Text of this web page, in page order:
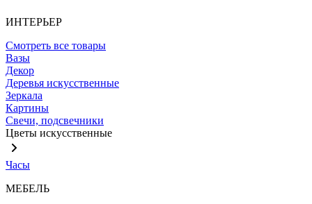
ИНТЕРЬЕР
Смотреть все товары
Вазы
Декор
Деревья искусственные
Зеркала
Картины
Свечи, подсвечники
Цветы искусственные
Часы
МЕБЕЛЬ